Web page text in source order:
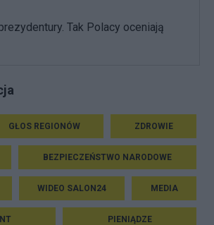
Tak Polacy oceniają
GŁOS REGIONÓW ZDROWIE
BEZPIECZEŃSTWO NARODOWE
WIDEO SALON24 MEDIA
PIENIĄDZE